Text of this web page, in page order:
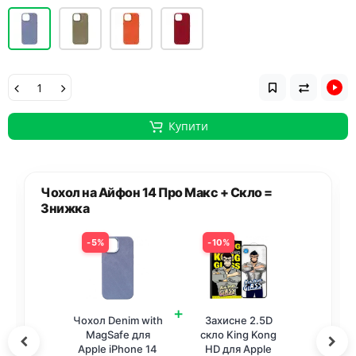
Купити
Чохол на Айфон 14 Про Макс + Скло =
Знижка
5%
Чохол Denim with
MagSafe для
Apple iPhone 14
+
10%
Захисне 2.5D
скло King Kong
HD для Apple